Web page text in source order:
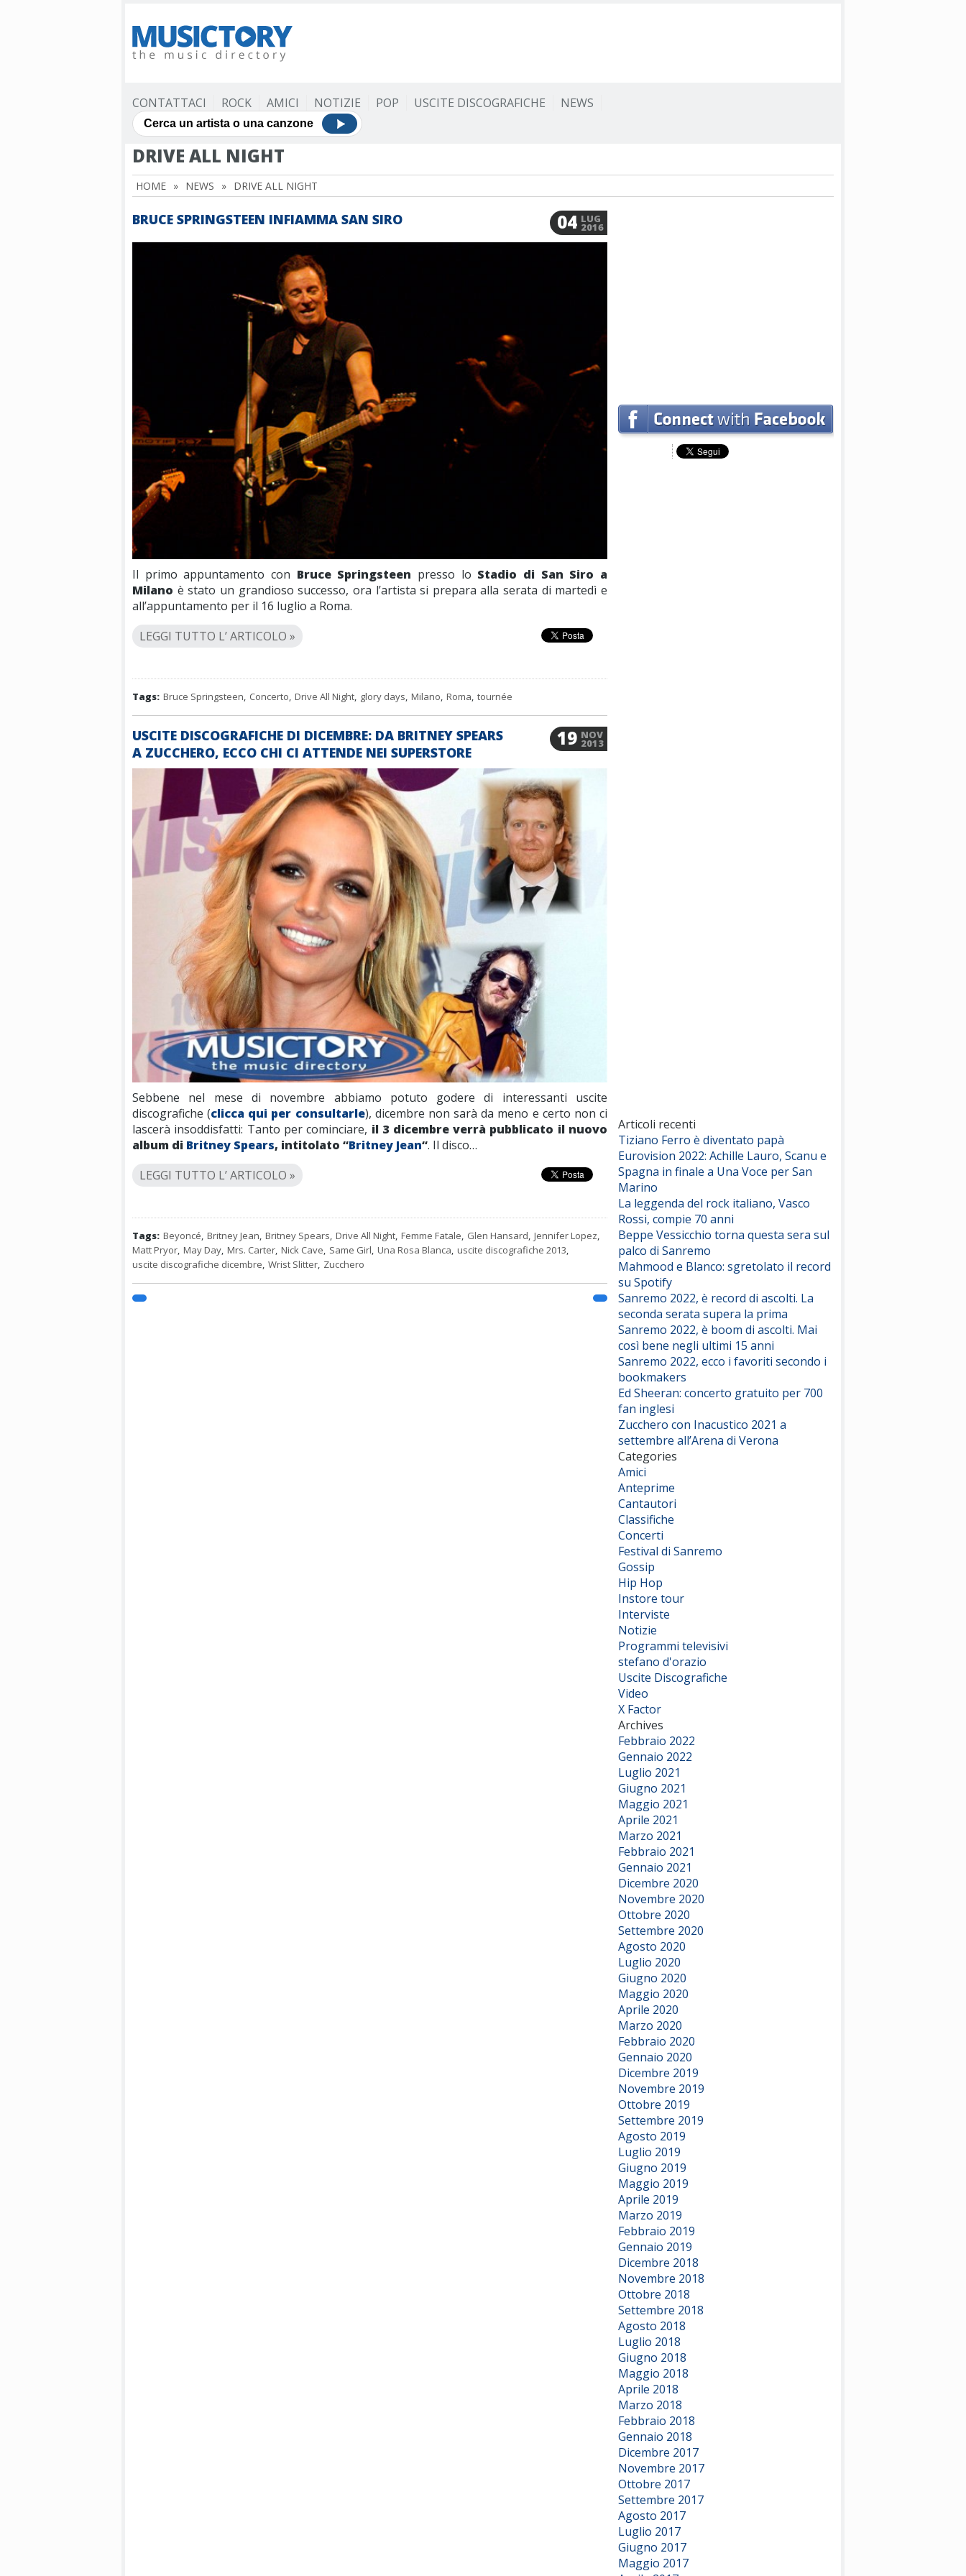
CONTATTACI ROCK AMICI NOTIZIE POP USCITE DISCOGRAFICHE NEWS
DRIVE ALL NIGHT
HOME » NEWS » DRIVE ALL NIGHT
BRUCE SPRINGSTEEN INFIAMMA SAN SIRO 04 LUG
2016
Il primo appuntamento con Bruce Springsteen presso lo Stadio di San Siro a
Milano è stato un grandioso successo, ora l’artista si prepara alla serata di martedì e
all’appuntamento per il 16 luglio a Roma.
LEGGI TUTTO L’ ARTICOLO »
Tags: Bruce Springsteen, Concerto, Drive All Night, glory days, Milano, Roma, tournée
USCITE DISCOGRAFICHE DI DICEMBRE: DA BRITNEY SPEARS
A ZUCCHERO, ECCO CHI CI ATTENDE NEI SUPERSTORE
19 NOV
2013
Sebbene nel mese di novembre abbiamo potuto godere di interessanti uscite
discografiche (clicca qui per consultarle), dicembre non sarà da meno e certo non ci
lascerà insoddisfatti: Tanto per cominciare, il 3 dicembre verrà pubblicato il nuovo
album di Britney Spears, intitolato “Britney Jean“. Il disco…
LEGGI TUTTO L’ ARTICOLO »
Tags: Beyoncé, Britney Jean, Britney Spears, Drive All Night, Femme Fatale, Glen Hansard, Jennifer Lopez,
Matt Pryor, May Day, Mrs. Carter, Nick Cave, Same Girl, Una Rosa Blanca, uscite discografiche 2013,
uscite discografiche dicembre, Wrist Slitter, Zucchero
Articoli recenti
Tiziano Ferro è diventato papà
Eurovision 2022: Achille Lauro, Scanu e
Spagna in finale a Una Voce per San
Marino
La leggenda del rock italiano, Vasco
Rossi, compie 70 anni
Beppe Vessicchio torna questa sera sul
palco di Sanremo
Mahmood e Blanco: sgretolato il record
su Spotify
Sanremo 2022, è record di ascolti. La
seconda serata supera la prima
Sanremo 2022, è boom di ascolti. Mai
così bene negli ultimi 15 anni
Sanremo 2022, ecco i favoriti secondo i
bookmakers
Ed Sheeran: concerto gratuito per 700
fan inglesi
Zucchero con Inacustico 2021 a
settembre all’Arena di Verona
Categories
Amici
Anteprime
Cantautori
Classifiche
Concerti
Festival di Sanremo
Gossip
Hip Hop
Instore tour
Interviste
Notizie
Programmi televisivi
stefano d'orazio
Uscite Discografiche
Video
X Factor
Archives
Febbraio 2022
Gennaio 2022
Luglio 2021
Giugno 2021
Maggio 2021
Aprile 2021
Marzo 2021
Febbraio 2021
Gennaio 2021
Dicembre 2020
Novembre 2020
Ottobre 2020
Settembre 2020
Agosto 2020
Luglio 2020
Giugno 2020
Maggio 2020
Aprile 2020
Marzo 2020
Febbraio 2020
Gennaio 2020
Dicembre 2019
Novembre 2019
Ottobre 2019
Settembre 2019
Agosto 2019
Luglio 2019
Giugno 2019
Maggio 2019
Aprile 2019
Marzo 2019
Febbraio 2019
Gennaio 2019
Dicembre 2018
Novembre 2018
Ottobre 2018
Settembre 2018
Agosto 2018
Luglio 2018
Giugno 2018
Maggio 2018
Aprile 2018
Marzo 2018
Febbraio 2018
Gennaio 2018
Dicembre 2017
Novembre 2017
Ottobre 2017
Settembre 2017
Agosto 2017
Luglio 2017
Giugno 2017
Maggio 2017